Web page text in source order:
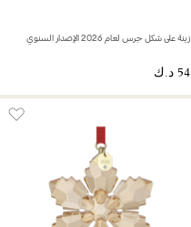
زينة على شكل جرس لعام 2026 الإصدار السنوي